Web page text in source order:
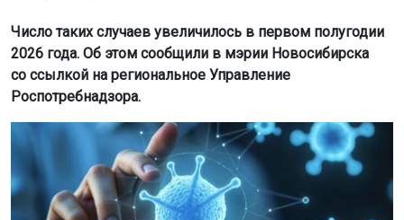
Число таких случаев увеличилось в первом полугодии
2026 года. Об этом сообщили в мэрии Новосибирска
со ссылкой на региональное Управление
Роспотребнадзора.